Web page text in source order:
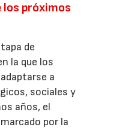
los próximos
de
la que los
a
sociales y
años, el
por la